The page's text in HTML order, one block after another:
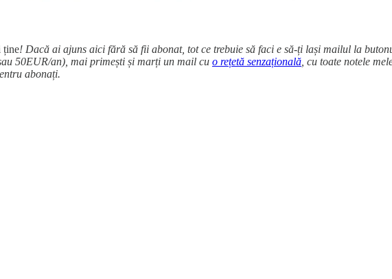
ține! Dacă ai ajuns aici fără să fii abonat, tot ce trebuie să faci e să-ți lași mailul la
50EUR/an), mai primești și marți un mail cu o rețetă senzațională , cu toate notele
abonați.